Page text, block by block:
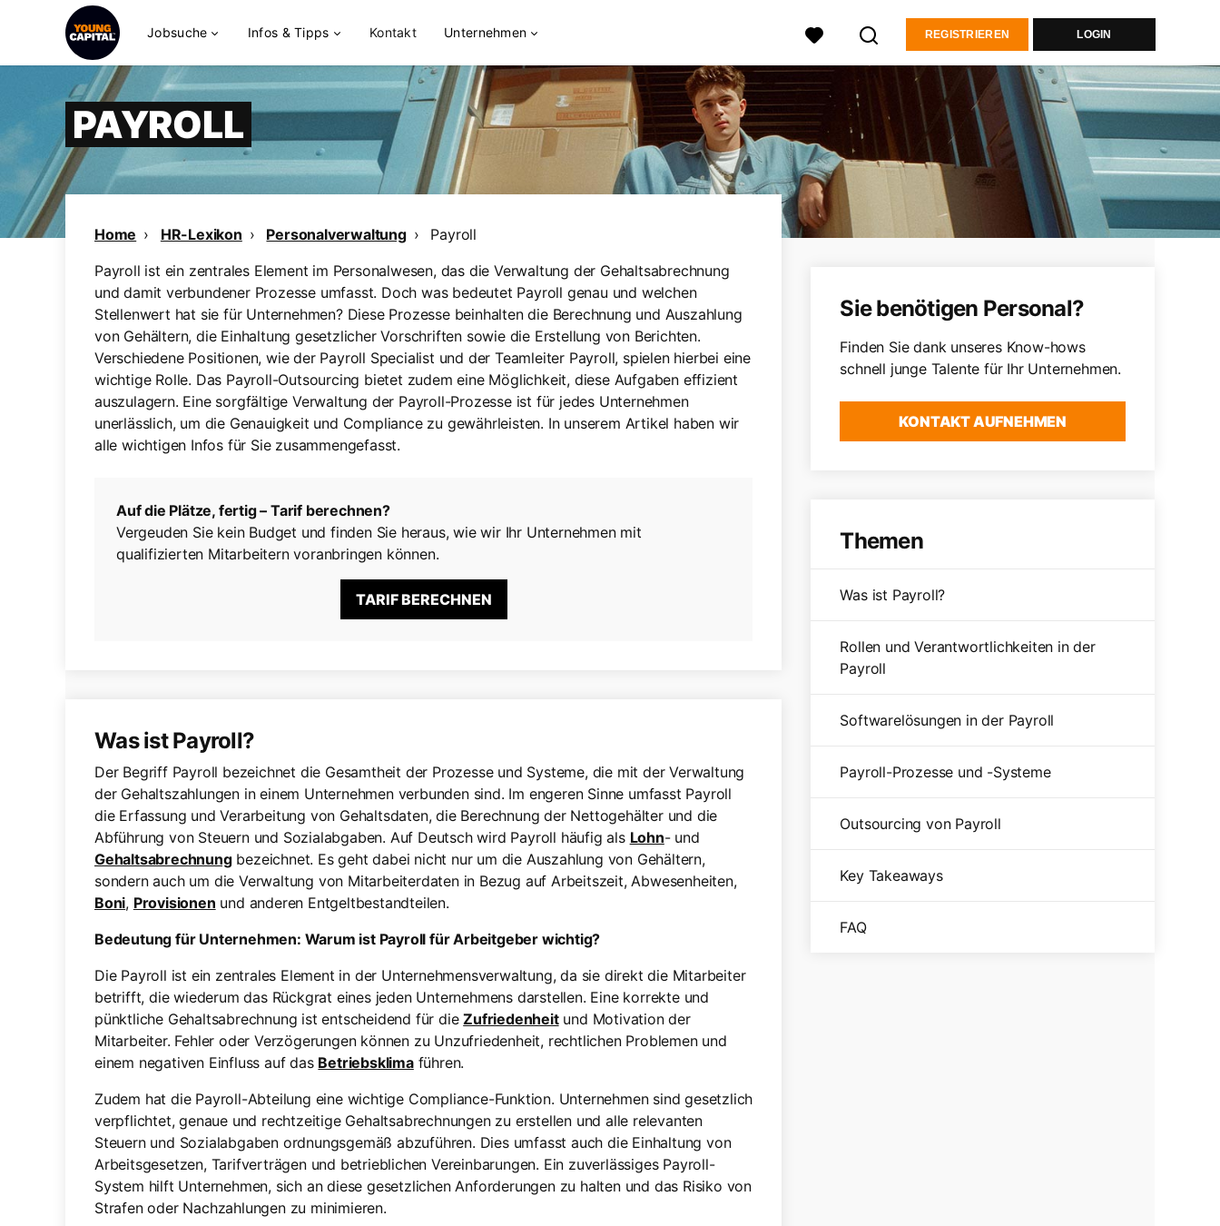
Jobsuche Infos & Tipps Kontakt Unternehmen REGISTRIEREN LOGIN
PAYROLL
Home HR-Lexikon Personalverwaltung
Payroll
Payroll ist ein zentrales Element im Personalwesen, das die Verwaltung der Gehaltsabrechnung
und damit verbundener Prozesse umfasst. Doch was bedeutet Payroll genau und welchen
Stellenwert hat sie für Unternehmen? Diese Prozesse beinhalten die Berechnung und Auszahlung
von Gehältern, die Einhaltung gesetzlicher Vorschriften sowie die Erstellung von Berichten.
Verschiedene Positionen, wie der Payroll Specialist und der Teamleiter Payroll, spielen hierbei eine
wichtige Rolle. Das Payroll-Outsourcing bietet zudem eine Möglichkeit, diese Aufgaben effizient
auszulagern. Eine sorgfältige Verwaltung der Payroll-Prozesse ist für jedes Unternehmen
unerlässlich, um die Genauigkeit und Compliance zu gewährleisten. In unserem Artikel haben wir
alle wichtigen Infos für Sie zusammengefasst.
Auf die Plätze, fertig – Tarif berechnen?
Vergeuden Sie kein Budget und finden Sie heraus, wie wir Ihr Unternehmen mit
qualifizierten Mitarbeitern voranbringen können.
TARIF BERECHNEN
Was ist Payroll?
Der Begriff Payroll bezeichnet die Gesamtheit der Prozesse und Systeme, die mit der Verwaltung
der Gehaltszahlungen in einem Unternehmen verbunden sind. Im engeren Sinne umfasst Payroll
die Erfassung und Verarbeitung von Gehaltsdaten, die Berechnung der Nettogehälter und die
Abführung von Steuern und Sozialabgaben. Auf Deutsch wird Payroll häufig als Lohn- und
Gehaltsabrechnungbezeichnet. Es geht dabei nicht nur um die Auszahlung von Gehältern,
sondern auch um die Verwaltung von Mitarbeiterdaten in Bezug auf Arbeitszeit, Abwesenheiten,
Boni, Provisionen und anderen Entgeltbestandteilen.
Bedeutung für Unternehmen: Warum ist Payroll für Arbeitgeber wichtig?
Die Payroll ist ein zentrales Element in der Unternehmensverwaltung, da sie direkt die Mitarbeiter
betrifft, die wiederum das Rückgrat eines jeden Unternehmens darstellen. Eine korrekte und
pünktliche Gehaltsabrechnung ist entscheidend für dieZufriedenheitund Motivation der
Mitarbeiter. Fehler oder Verzögerungen können zu Unzufriedenheit, rechtlichen Problemen und
einem negativen Einfluss auf das Betriebsklimaführen.
Zudem hat die Payroll-Abteilung eine wichtige Compliance-Funktion. Unternehmen sind gesetzlich
verpflichtet, genaue und rechtzeitige Gehaltsabrechnungen zu erstellen und alle relevanten
Steuern und Sozialabgaben ordnungsgemäß abzuführen. Dies umfasst auch die Einhaltung von
Arbeitsgesetzen, Tarifverträgen und betrieblichen Vereinbarungen. Ein zuverlässiges Payroll-
System hilft Unternehmen, sich an diese gesetzlichen Anforderungen zu halten und das Risiko von
Strafen oder Nachzahlungen zu minimieren.
Sie benötigen Personal?
Finden Sie dank unseres Know-hows
schnell junge Talente für Ihr Unternehmen.
KONTAKT AUFNEHMEN
Themen
Was ist Payroll?
Rollen und Verantwortlichkeiten in der
Payroll
Softwarelösungen in der Payroll
Payroll-Prozesse und -Systeme
Outsourcing von Payroll
Key Takeaways
FAQ